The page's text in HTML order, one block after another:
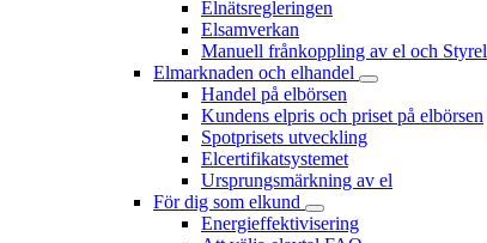
Elnätsregleringen
Elsamverkan
Manuell frånkoppling av el och Styrel
Elmarknaden och elhandel
Handel på elbörsen
Kundens elpris och priset på elbörsen
Spotprisets utveckling
Elcertifikatsystemet
Ursprungsmärkning av el
För dig som elkund
Energieffektivisering